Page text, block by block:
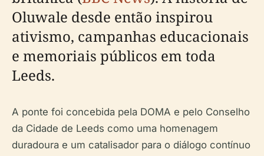
Oluwale desde então inspirou
ativismo, campanhas educacionais
e memoriais públicos em toda
Leeds.
A ponte foi concebida pela DOMA e pelo Conselho
da Cidade de Leeds como uma homenagem
duradoura e um catalisador para o diálogo contínuo